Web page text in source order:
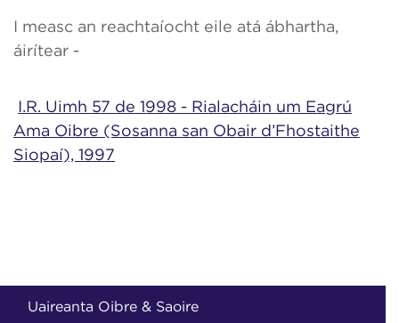
I measc an reachtaíocht eile atá ábhartha,
áirítear -
I.R. Uimh 57 de 1998 - Rialacháin um Eagrú
Ama Oibre (Sosanna san Obair d’Fhostaithe
Siopaí), 1997
Uaireanta Oibre & Saoire